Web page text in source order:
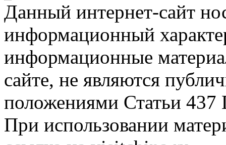
Данный интернет-сайт
информационный
информационные
сайте, не являются
положениями Статьи 437
При использовании